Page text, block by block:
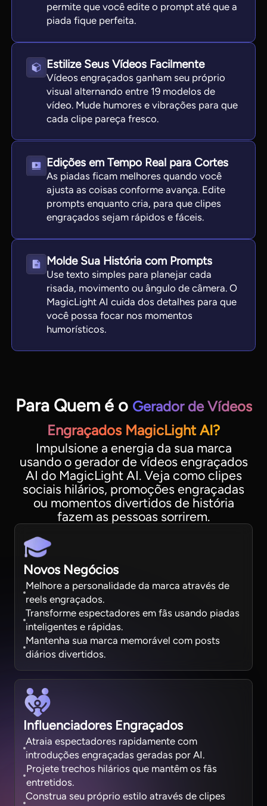
permite que você edite o prompt até que a
piada fique perfeita.
Estilize Seus Vídeos Facilmente
Vídeos engraçados ganham seu próprio
visual alternando entre 19 modelos de
vídeo. Mude humores e vibrações para que
cada clipe pareça fresco.
Edições em Tempo Real para Cortes
As piadas ficam melhores quando você
ajusta as coisas conforme avança. Edite
prompts enquanto cria, para que clipes
engraçados sejam rápidos e fáceis.
Molde Sua História com Prompts
Use texto simples para planejar cada
risada, movimento ou ângulo de câmera. O
MagicLight AI cuida dos detalhes para que
você possa focar nos momentos
humorísticos.
Para Quem é o Gerador de Vídeos
Engraçados MagicLight AI?
Impulsione a energia da sua marca
usando o gerador de vídeos engraçados
AI do MagicLight AI. Veja como clipes
sociais hilários, promoções engraçadas
ou momentos divertidos de história
fazem as pessoas sorrirem.
Novos Negócios
Melhore a personalidade da marca através de
reels engraçados.
Transforme espectadores em fãs usando piadas
inteligentes e rápidas.
Mantenha sua marca memorável com posts
diários divertidos.
Influenciadores Engraçados
Atraia espectadores rapidamente com
introduções engraçadas geradas por AI.
Projete trechos hilários que mantêm os fãs
entretidos.
Construa seu próprio estilo através de clipes